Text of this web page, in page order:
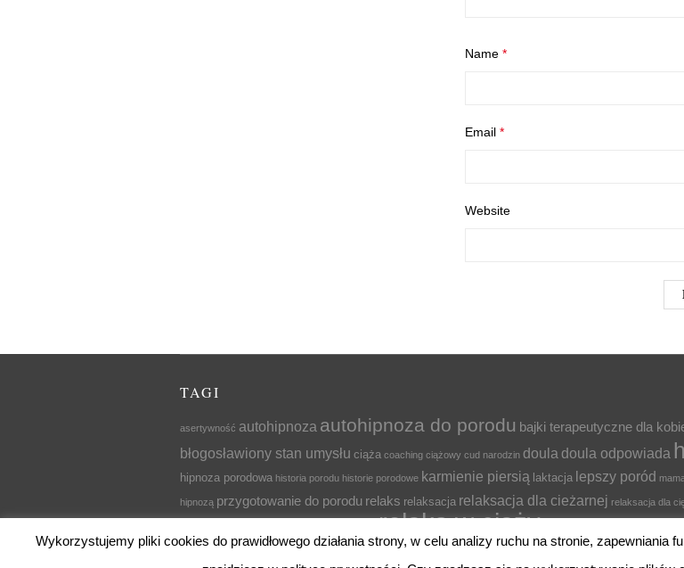
Name *
Email *
Website
TAGI
asertywność autohipnoza autohipnoza do porodu bajki terapeutyczne dla
błogosławiony stan umysłu ciąża coaching ciążowy cud narodzin doula doula odpowiada
hipnoza porodowa historia porodu historie porodowe karmienie piersią laktacja lepszy poród
hipnozą przygotowanie do porodu relaks relaksacja relaksacja dla cieżarnej relaksacja dla
relaks w ciąży
w porodzie znieczulenie do porodu zrelaksowana mama
Wykorzystujemy pliki cookies do prawidłowego działania strony, w celu analizy ruchu na stronie,